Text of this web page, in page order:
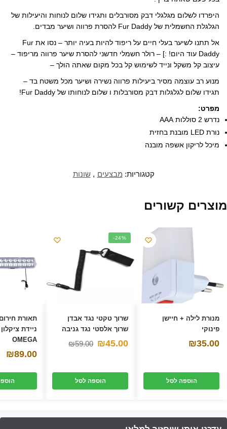
היפרדו לשלום מגלגלי דבק מסורבלים ותגידו שלום לנוחות והיעילות של
הגלגלת החשמלית של Fur Daddy להסרת פרווה ושיער מבדים.
אל תתנו לשיער בעלי חיים על ריפוד להיות בעיה יותר – נסו את Fur
Daddy עוד היום! :] – רולר חשמלי חדשני להסרת שיער פרווה מריפוד –
עיצוב קל משקל ונייד לשימוש קל בכל מקום שאתה הולך –
מנוע רב עוצמה מסיר ביעילות פרווה נשירה ושיער מכל משטח בד –
תגידו שלום לגלגלות דבק מסורבלות ו שלום לנוחותו של Fur Daddy!
מפרט:
נדרש 2 סוללות ‎ AAA
נורת LED מובנת בחזית
מיכל לריקון אשפה מובנה
קטגוריות: מבצעים ,שונות
מוצרים קשורים
מנורת לילה + חיישן
פינוקי
₪35.00
הוספה לסל
-24%
שרוך טקטי נגד אבדן
שרוך אלסטי נגד גניבה
₪59.00
המחיר
היה:
₪59.00.
₪45.00
המחיר
הוא:
₪45.00.
הוספה לסל
תאורת
OMEGA
₪89.00